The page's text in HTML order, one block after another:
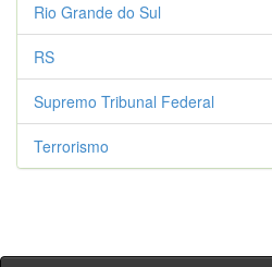
Rio Grande do Sul
RS
Supremo Tribunal Federal
Terrorismo